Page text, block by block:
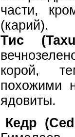
части,
(карий).
Тис
корой,
похожими
ядовиты.
Кедр